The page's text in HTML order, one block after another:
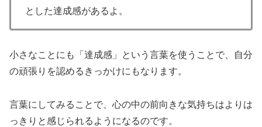
とした達成感があるよ。
小さなことにも「達成感」という言葉を使うことで、自分
の頑張りを認めるきっかけにもなります。
言葉にしてみることで、心の中の前向きな気持ちはよりは
っきりと感じられるようになるのです。